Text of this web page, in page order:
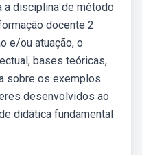
a disciplina de método
docente 2
e/ou atuação, o
bases teóricas,
sobre os exemplos
desenvolvidos ao
didática fundamental